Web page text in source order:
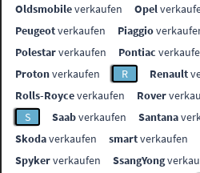
Oldsmobileverkaufen Opel
Peugeotverkaufen Piaggio
Polestarverkaufen Pontiac
Protonverkaufen R Renault
Rolls-Royceverkaufen Rover
S
Saabverkaufen Santana
Skodaverkaufen smartverkaufen
Spykerverkaufen SsangYong